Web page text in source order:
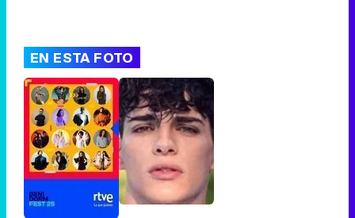
EN ESTA FOTO